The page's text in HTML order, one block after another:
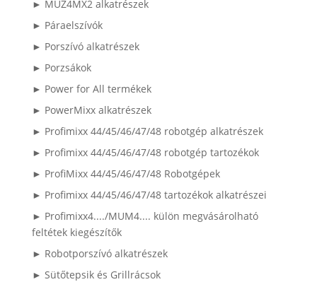
► MUZ4MX2 alkatrészek
► Páraelszívók
► Porszívó alkatrészek
► Porzsákok
► Power for All termékek
► PowerMixx alkatrészek
► Profimixx 44/45/46/47/48 robotgép alkatrészek
► Profimixx 44/45/46/47/48 robotgép tartozékok
► ProfiMixx 44/45/46/47/48 Robotgépek
► Profimixx 44/45/46/47/48 tartozékok alkatrészei
► Profimixx4..../MUM4.... külön megvásárolható
feltétek kiegészítők
► Robotporszívó alkatrészek
► Sütőtepsik és Grillrácsok